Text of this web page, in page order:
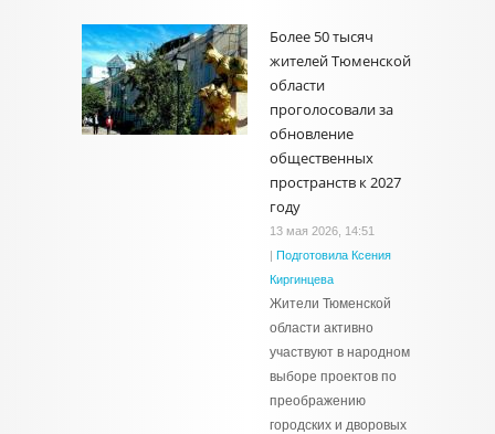
Более 50 тысяч
жителей Тюменской
области
проголосовали за
обновление
общественных
пространств к 2027
году
13 мая 2026, 14:51
| Подготовила Ксения
Киргинцева
Жители Тюменской
области активно
участвуют в народном
выборе проектов по
преображению
городских и дворовых